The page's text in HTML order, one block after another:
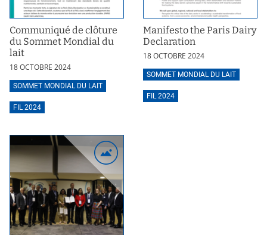
Communiqué de clôture
du Sommet Mondial du
lait
18 OCTOBRE 2024
SOMMET MONDIAL DU LAIT
FIL 2024
Manifesto the Paris Dairy
Declaration
18 OCTOBRE 2024
SOMMET MONDIAL DU LAIT
FIL 2024